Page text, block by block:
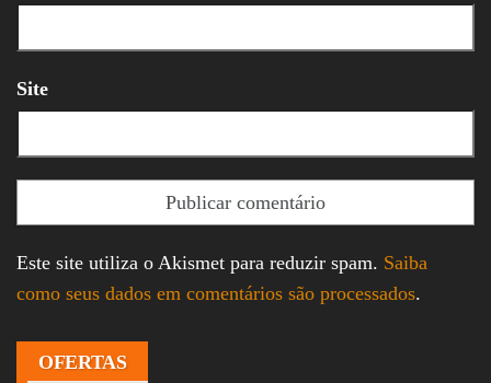
Site
Este site utiliza o Akismet para reduzir spam. Saiba
como seus dados em comentários são processados.
OFERTAS